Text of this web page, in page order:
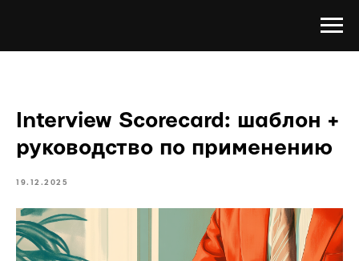
Interview Scorecard: шаблон +
руководство по применению
19.12.2025